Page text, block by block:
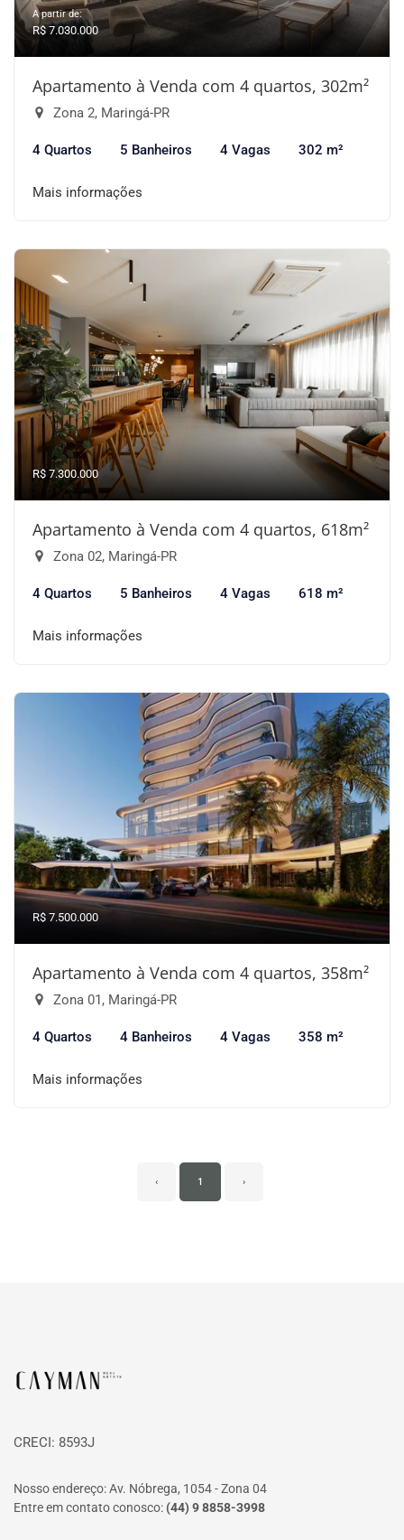
A partir de:
R$ 7.030.000
Apartamento à Venda com 4 quartos, 302m²
Zona 2, Maringá-PR
4 Quartos 5 Banheiros 4 Vagas 302 m²
Mais informações
R$ 7.300.000
Apartamento à Venda com 4 quartos, 618m²
Zona 02, Maringá-PR
4 Quartos 5 Banheiros 4 Vagas 618 m²
Mais informações
R$ 7.500.000
Apartamento à Venda com 4 quartos, 358m²
Zona 01, Maringá-PR
4 Quartos 4 Banheiros 4 Vagas 358 m²
Mais informações
‹ 1 ›
Página inicial
CRECI: 8593J
Nosso endereço: Av. Nóbrega, 1054 - Zona 04
Entre em contato conosco: (44) 9 8858-3998